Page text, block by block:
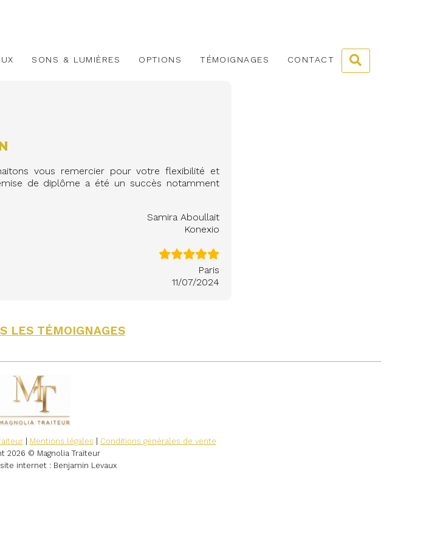
SONS & LUMIÈRES OPTIONS TÉMOIGNAGES CONTACT
vous remercier pour votre flexibilité et
de diplôme a été un succès notamment
Samira Aboullait
Konexio
Paris
11/07/2024
LES TÉMOIGNAGES
| Mentions légales
Conditions générales de vente
2026 © Magnolia Traiteur
internet: Benjamin Levaux